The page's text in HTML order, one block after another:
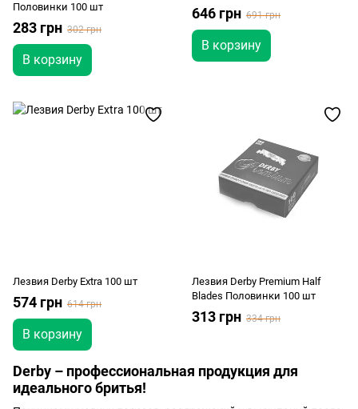
Половинки 100 шт
283 грн 302 грн
В корзину
646 грн 691 грн
В корзину
Лезвия Derby Extra 100 шт
574 грн 614 грн
В корзину
Лезвия Derby Premium Half
Blades Половинки 100 шт
313 грн 334 грн
Derby – профессиональная продукция для
идеального бритья!